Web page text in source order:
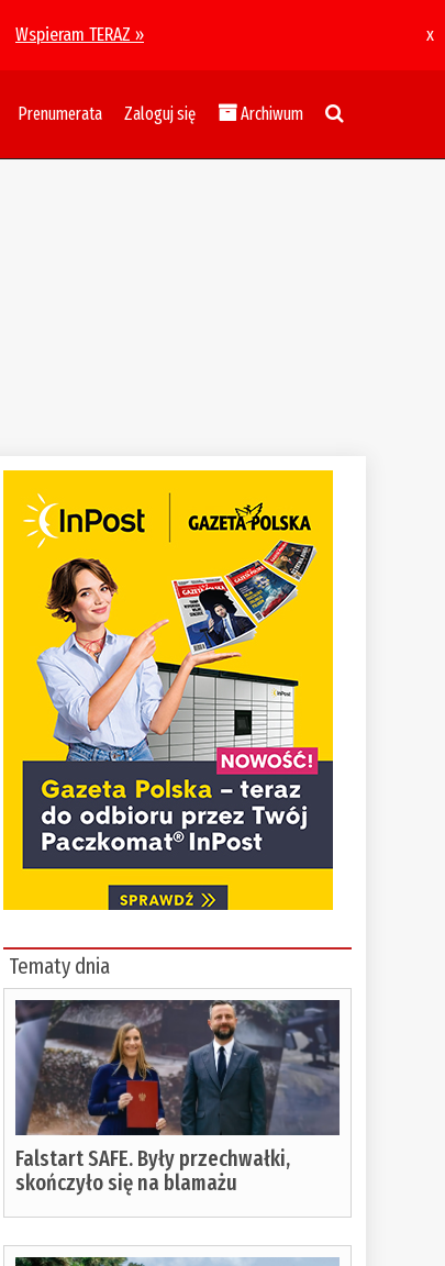
Wspieram TERAZ » x
Prenumerata Zaloguj się Archiwum
Tematy dnia
Falstart SAFE. Były przechwałki,
skończyło się na blamażu